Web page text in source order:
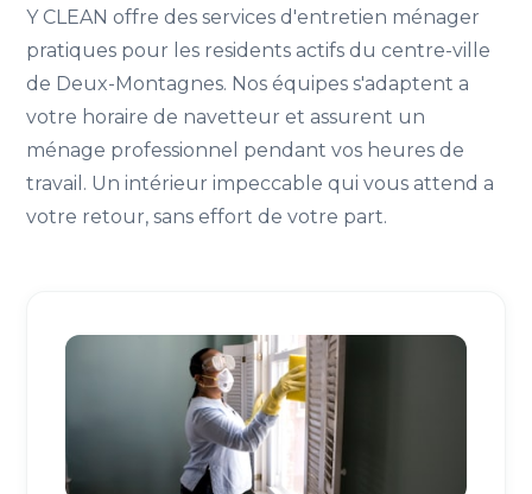
Y CLEAN offre des services d'entretien ménager
pratiques pour les residents actifs du centre-ville
de Deux-Montagnes. Nos équipes s'adaptent a
votre horaire de navetteur et assurent un
ménage professionnel pendant vos heures de
travail. Un intérieur impeccable qui vous attend a
votre retour, sans effort de votre part.